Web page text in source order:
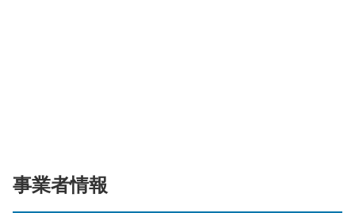
事業者情報